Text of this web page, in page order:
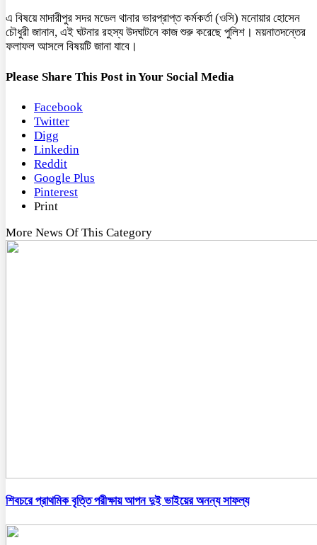
এ বিষয়ে মাদারীপুর সদর মডেল থানার ভারপ্রাপ্ত কর্মকর্তা (ওসি) মনোয়ার হোসেন
চৌধুরী জানান, এই ঘটনার রহস্য উদঘাটনে কাজ শুরু করেছে পুলিশ। ময়নাতদন্তের
ফলাফল আসলে বিষয়টি জানা যাবে।
Please Share This Post in Your Social Media
Facebook
Twitter
Digg
Linkedin
Reddit
Google Plus
Pinterest
Print
More News Of This Category
শিবচরে প্রাথমিক বৃত্তি পরীক্ষায় আপন দুই ভাইয়ের অনন্য সাফল্য